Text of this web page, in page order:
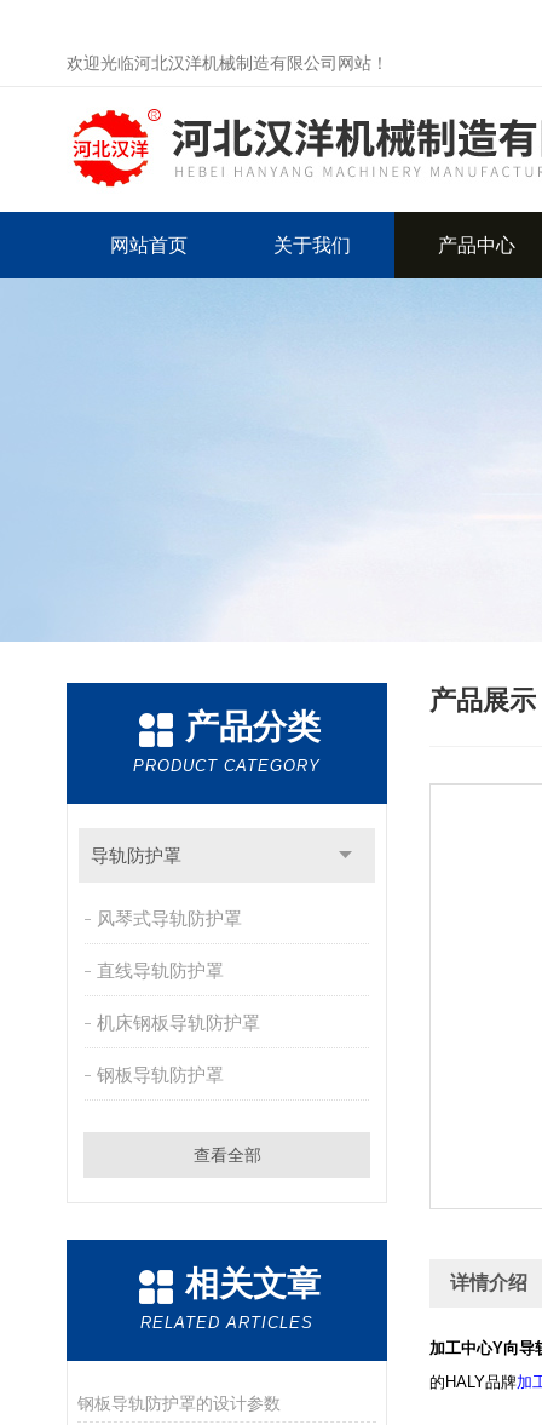
欢迎光临河北汉洋机械制造有限公司网站！
网站首页 关于我们 产品中心
产品分类
PRODUCT CATEGORY
导轨防护罩
风琴式导轨防护罩
直线导轨防护罩
机床钢板导轨防护罩
钢板导轨防护罩
查看全部
相关文章
RELATED ARTICLES
钢板导轨防护罩的设计参数
产品展示
详情介绍
加工中心Y向导
的HALY品牌加